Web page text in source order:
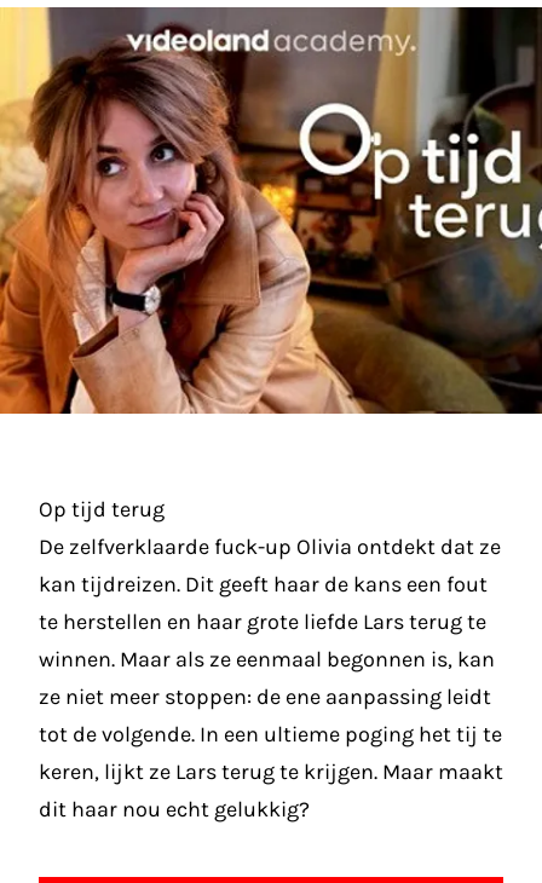
Op tijd terug
De zelfverklaarde fuck-up Olivia ontdekt dat ze
kan tijdreizen. Dit geeft haar de kans een fout
te herstellen en haar grote liefde Lars terug te
winnen. Maar als ze eenmaal begonnen is, kan
ze niet meer stoppen: de ene aanpassing leidt
tot de volgende. In een ultieme poging het tij te
keren, lijkt ze Lars terug te krijgen. Maar maakt
dit haar nou echt gelukkig?